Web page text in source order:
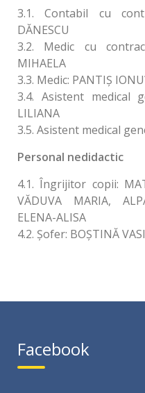
3.1. Contabil cu
DĂNESCU
3.2. Medic cu
MIHAELA
3.3. Medic: PANTIȘ
3.4. Asistent medical
LILIANA
3.5. Asistent medical
Personal nedidactic
4.1. Îngrijitor copii:
VĂDUVA MARIA,
ELENA-ALISA
4.2. Şofer: BOŞTINĂ
Facebook